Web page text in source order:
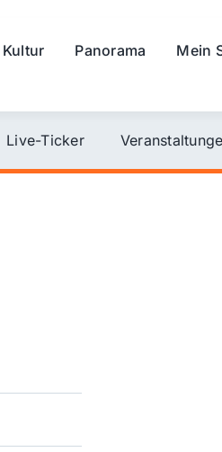
Kultur Panorama
Mein
Live-Ticker